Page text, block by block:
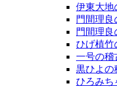
伊東大地
門間理
門間理良
ひげ植竹
一号の稽
黒ひよの
ひろみち